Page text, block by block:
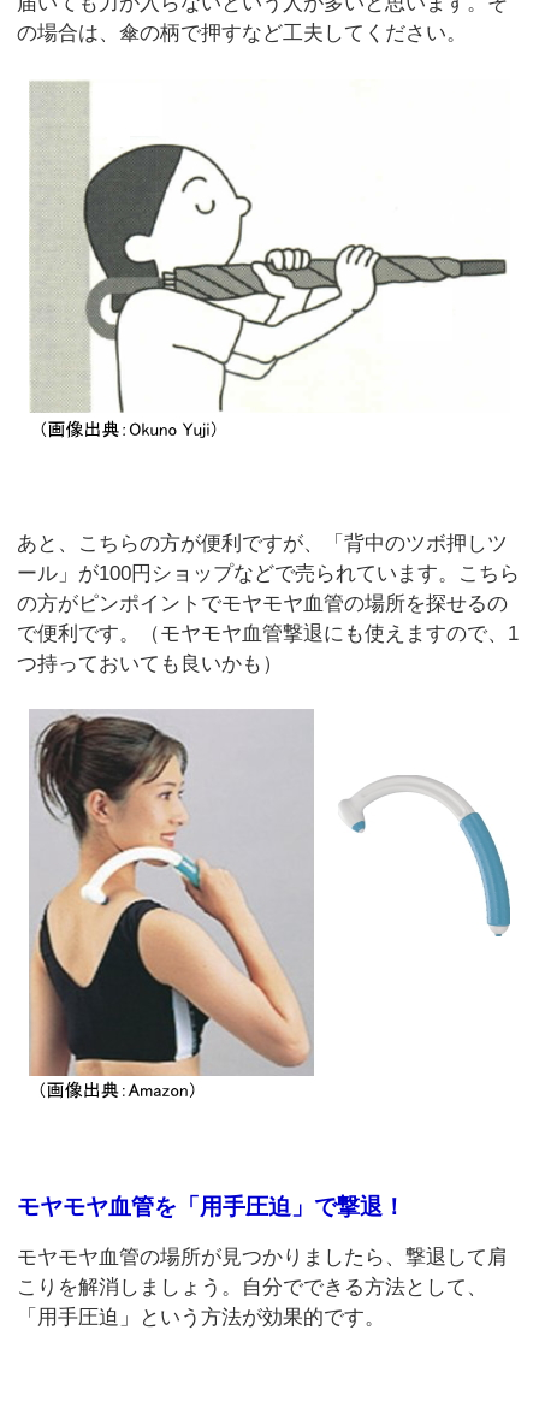
の場合は、傘の柄で押すなど工夫してください。
あと、こちらの方が便利ですが、「背中のツボ押しツ
ール」が100円ショップなどで売られています。こちら
の方がピンポイントでモヤモヤ血管の場所を探せるの
で便利です。（モヤモヤ血管撃退にも使えますので、1
つ持っておいても良いかも）
モヤモヤ血管を「用手圧迫」で撃退！
モヤモヤ血管の場所が見つかりましたら、撃退して肩
こりを解消しましょう。自分でできる方法として、
「用手圧迫」という方法が効果的です。